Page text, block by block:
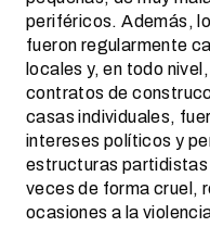
periféricos. Además,
fueron regularmente
locales y, en todo
contratos de
casas individuales,
intereses políticos y
estructuras
veces de forma cruel,
ocasiones a la